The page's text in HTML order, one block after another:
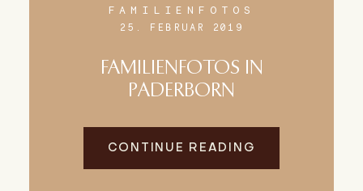
FAMILIENFOTOS
25. FEBRUAR 2019
FAMILIENFOTOS IN
PADERBORN
CONTINUE READING